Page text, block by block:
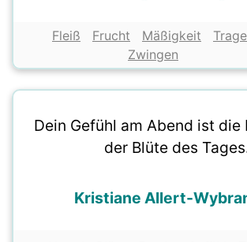
Fleiß Frucht Mäßigkeit
Zwingen
Dein Gefühl am Abend ist die
der Blüte des
Kristiane Allert-